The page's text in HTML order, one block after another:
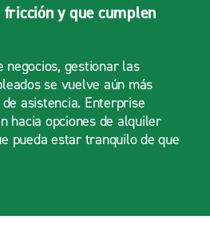
y que cumplen
negocios, gestionar las
se vuelve aún más
asistencia. Enterprise
hacia opciones de alquiler
pueda estar tranquilo de que